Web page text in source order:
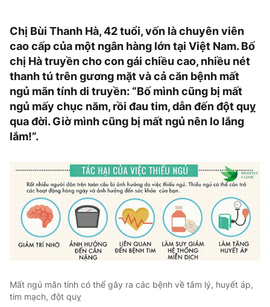
Chị Bùi Thanh Hà, 42 tuổi, vốn là chuyên viên
cao cấp của một ngân hàng lớn tại Việt Nam. Bố
chị Hà truyền cho con gái chiều cao, nhiều nét
thanh tú trên gương mặt và cả căn bệnh mất
ngủ mãn tính di truyền: “Bố mình cũng bị mất
ngủ mấy chục năm, rồi đau tim, dẫn đến đột quỵ
qua đời. Giờ mình cũng bị mất ngủ nên lo lắng
lắm!”.
Mất ngủ mãn tính có thể gây ra các bệnh về tâm lý, huyết áp,
tim mạch, đột quỵ